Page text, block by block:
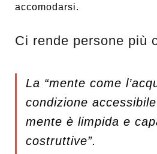
accomodarsi.
Ci rende persone più
La “mente come
condizione
mente è limpida e
costruttive”.